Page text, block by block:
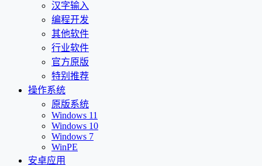
汉字输入
编程开发
其他软件
行业软件
官方原版
特别推荐
操作系统
原版系统
Windows 11
Windows 10
Windows 7
WinPE
安卓应用